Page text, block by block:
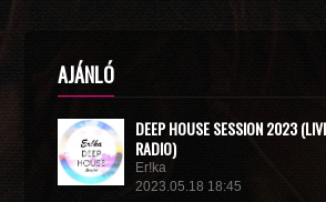
AJÁNLÓ
DEEP HOUSE SESSION 2023
RADIO)
Er!ka
2023.05.18 18:45